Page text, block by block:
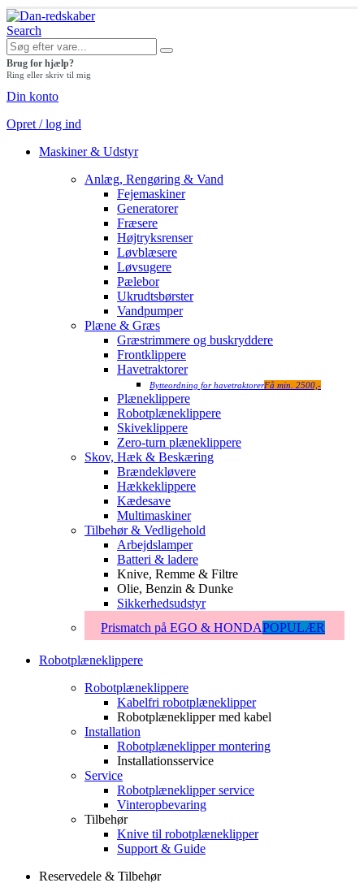
Search
Brug for hjælp?
Ring eller skriv til mig
Din konto
Opret / log ind
Maskiner & Udstyr
Anlæg, Rengøring & Vand
Fejemaskiner
Generatorer
Fræsere
Højtryksrenser
Løvblæsere
Løvsugere
Pælebor
Ukrudtsbørster
Vandpumper
Plæne & Græs
Græstrimmere og buskryddere
Frontklippere
Havetraktorer
Bytteordning for havetraktorerFå min. 2500,-
Plæneklippere
Robotplæneklippere
Skiveklippere
Zero-turn plæneklippere
Skov, Hæk & Beskæring
Brændekløvere
Hækkeklippere
Kædesave
Multimaskiner
Tilbehør & Vedligehold
Arbejdslamper
Batteri & ladere
Knive, Remme & Filtre
Olie, Benzin & Dunke
Sikkerhedsudstyr
Prismatch på EGO & HONDAPOPULÆR
Robotplæneklippere
Robotplæneklippere
Kabelfri robotplæneklipper
Robotplæneklipper med kabel
Installation
Robotplæneklipper montering
Installationsservice
Service
Robotplæneklipper service
Vinteropbevaring
Tilbehør
Knive til robotplæneklipper
Support & Guide
Reservedele & Tilbehør